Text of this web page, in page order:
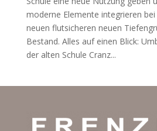
moderne Elemente integrieren
neuen flutsicheren neuen
Bestand. Alles auf einen Blick:
der alten Schule Cranz...